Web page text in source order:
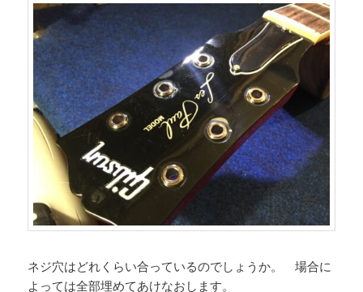
ネジ穴はどれくらい合っているのでしょうか。 場合に
よっては全部埋めてあけなおします。